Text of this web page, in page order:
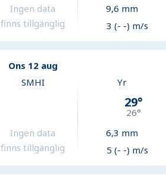
Ingen data
finns tillgänglig
9,6 mm
3 (- -) m/s
Ons 12 aug
SMHI
Ingen data
finns tillgänglig
Yr
29°
26°
6,3 mm
5 (- -) m/s